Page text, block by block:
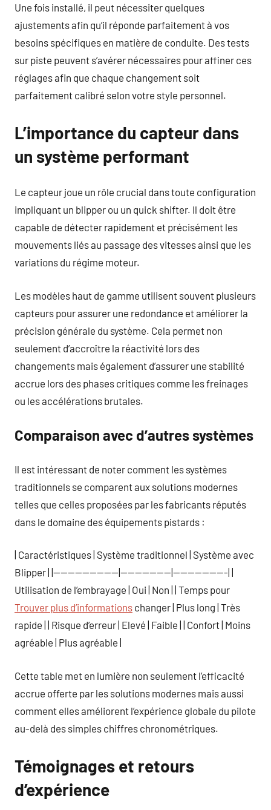
Une fois installé, il peut nécessiter quelques
ajustements afin qu’il réponde parfaitement à vos
besoins spécifiques en matière de conduite. Des tests
sur piste peuvent s’avérer nécessaires pour affiner ces
réglages afin que chaque changement soit
parfaitement calibré selon votre style personnel.
L’importance du capteur dans
un système performant
Le capteur joue un rôle crucial dans toute configuration
impliquant un blipper ou un quick shifter. Il doit être
capable de détecter rapidement et précisément les
mouvements liés au passage des vitesses ainsi que les
variations du régime moteur.
Les modèles haut de gamme utilisent souvent plusieurs
capteurs pour assurer une redondance et améliorer la
précision générale du système. Cela permet non
seulement d’accroître la réactivité lors des
changements mais également d’assurer une stabilité
accrue lors des phases critiques comme les freinages
ou les accélérations brutales.
Comparaison avec d’autres systèmes
Il est intéressant de noter comment les systèmes
traditionnels se comparent aux solutions modernes
telles que celles proposées par les fabricants réputés
dans le domaine des équipements pistards :
| Caractéristiques | Système traditionnel | Système avec
Blipper | |—————————|———————|———————-| |
Utilisation de l’embrayage | Oui | Non | | Temps pour
Trouver plus d’informations changer | Plus long | Très
rapide | | Risque d’erreur | Elevé | Faible | | Confort | Moins
agréable | Plus agréable |
Cette table met en lumière non seulement l’efficacité
accrue offerte par les solutions modernes mais aussi
comment elles améliorent l’expérience globale du pilote
au-delà des simples chiffres chronométriques.
Témoignages et retours
d’expérience